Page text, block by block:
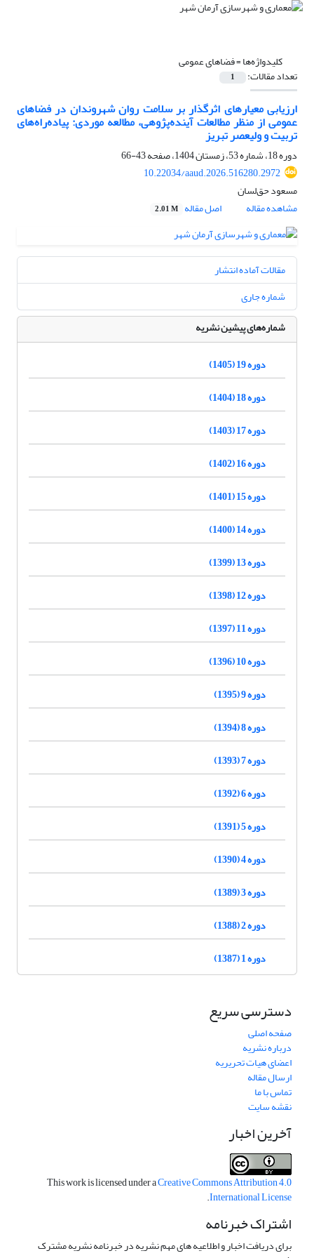
کلیدواژه‌ها =فضاهای عمومی
تعداد مقالات: 1
ارزیابی معیارهای اثرگذار بر سلامت روان شهروندان در فضاهای
عمومی از منظر مطالعات آینده‌پژوهی، مطالعه موردی: پیاده‌راه‌های
تربیت و ولیعصر تبریز
دوره 18، شماره 53، زمستان 1404، صفحه
43-66
10.22034/aaud.2026.516280.2972
مسعود حق‌لسان
مشاهده مقاله
اصل مقاله 2.01 M
مقالات آماده انتشار
شماره جاری
شماره‌های پیشین نشریه
دوره 19 (1405)
دوره 18 (1404)
دوره 17 (1403)
دوره 16 (1402)
دوره 15 (1401)
دوره 14 (1400)
دوره 13 (1399)
دوره 12 (1398)
دوره 11 (1397)
دوره 10 (1396)
دوره 9 (1395)
دوره 8 (1394)
دوره 7 (1393)
دوره 6 (1392)
دوره 5 (1391)
دوره 4 (1390)
دوره 3 (1389)
دوره 2 (1388)
دوره 1 (1387)
دسترسی سریع
صفحه اصلی
درباره نشریه
اعضای هیات تحریریه
ارسال مقاله
تماس با ما
نقشه سایت
آخرین اخبار
This work is licensed under aCreative Commons Attribution 4.0
International License
.
اشتراک خبرنامه
برای دریافت اخبار و اطلاعیه های مهم نشریه در خبرنامه نشریه مشترک